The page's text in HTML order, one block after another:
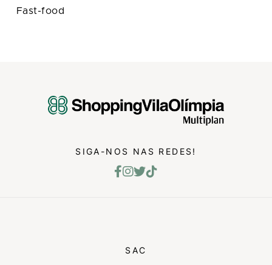
Fast-food
SIGA-NOS NAS REDES!
SAC